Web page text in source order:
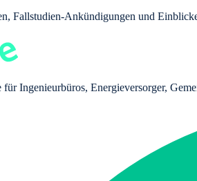
Fallstudien-Ankündigungen und
Ingenieurbüros, Energieversorger,